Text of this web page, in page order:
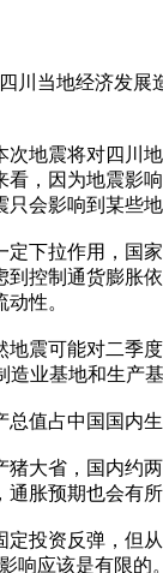
当地经济发展
震将对四川
，因为地震影
会影响到某些
拉作用，国
控制通货膨胀
性。
震可能对二季
业基地和生产
占中国国内生
省，国内约
胀预期也会有
资反弹，但
响应该是有限的